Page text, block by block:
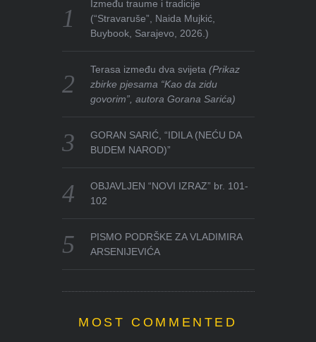
Između traume i tradicije
(“Stravaruše”, Naida Mujkić,
Buybook, Sarajevo, 2026.)
Terasa između dva svijeta(Prikaz
zbirke pjesama “Kao da zidu
govorim”, autora Gorana Sarića)
GORAN SARIĆ, “IDILA (NEĆU DA
BUDEM NAROD)”
OBJAVLJEN “NOVI IZRAZ” br. 101-
102
PISMO PODRŠKE ZA VLADIMIRA
ARSENIJEVIĆA
MOST COMMENTED